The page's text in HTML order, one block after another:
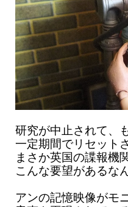
研究が中止されて、
一定期間でリセット
まさか英国の諜報機
こんな要望があるな
アンの記憶映像がモ